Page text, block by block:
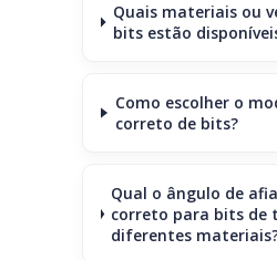
Quais materiais ou
bits estão
Como escolher o
correto de bits?
Qual o ângulo de
correto para bits de
diferentes